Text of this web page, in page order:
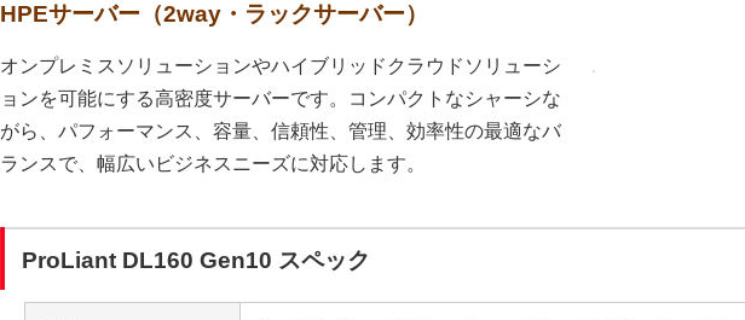
HPEサーバー（2way・ラックサーバー）
オンプレミスソリューションやハイブリッドクラウドソリューシ
ョンを可能にする高密度サーバーです。コンパクトなシャーシな
がら、パフォーマンス、容量、信頼性、管理、効率性の最適なバ
ランスで、幅広いビジネスニーズに対応します。
ProLiant DL160 Gen10 スペック